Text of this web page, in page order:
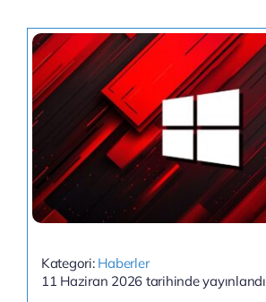
Kategori: Haberler
11 Haziran 2026 tarihinde yayınlandı